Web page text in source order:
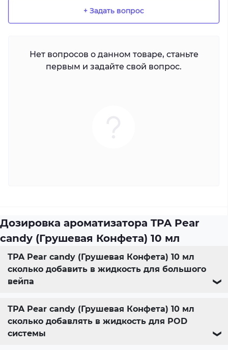
+ Задать вопрос
Нет вопросов о данном товаре, станьте
первым и задайте свой вопрос.
Дозировка ароматизатора TPA Pear
candy (Грушевая Конфета) 10 мл
TPA Pear candy (Грушевая Конфета) 10 мл
сколько добавить в жидкость для большого
вейпа
❯
TPA Pear candy (Грушевая Конфета) 10 мл
сколько добавлять в жидкость для POD
системы
❯